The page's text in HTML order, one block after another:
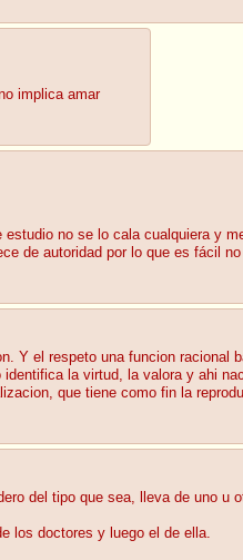
implica amar
no se lo cala cualquiera y
de autoridad por lo que es fácil
Y el respeto una funcion
la virtud, la valora y ahi
que tiene como fin la
del tipo que sea, lleva de uno u
los doctores y luego el de ella.